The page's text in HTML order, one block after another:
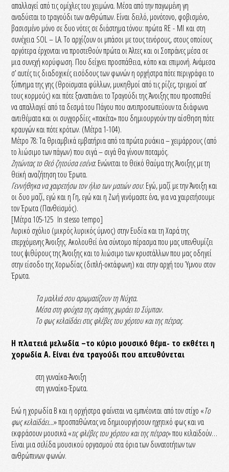
απαλλαγεί από τις ομίχλες του χειμώνα. Μέσα από την παγωμένη γη
αναδύεται το τραγούδι των ανθρώπων. Είναι δειλό, μονότονο, φοβισμένο,
βασισμένο μόνο σε δυο νότες σε διάστημα τόνου: πρώτα RE - MI και στη
συνέχεια SOL – LA. Το αρχίζουν οι μπάσοι με τους τενόρους, στους οποίους
αργότερα έρχονται να προστεθούν πρώτα οι Άλτες και οι Σοπράνες μέσα σε
μια συνεχή κορύφωση. Που δείχνει προσπάθεια, κόπο και επιμονή. Ανάμεσα
σ’ αυτές τις διαδοχικές εισόδους των φωνών η ορχήστρα πότε περιγράφει το
ξύπνημα της γης (θροϊσματα φύλλων, μυκηθμοί από τις ρίζες, τριγμοί απ’
τους κορμούς) και πότε ξαναπιάνει το Τραγούδι της Άνοιξης που προσπαθεί
να απαλλαγεί από τα δεσμά του Πάγου που αντιπροσωπεύουν τα διάφωνα
αντιθέματα και οι συγχορδίες «πακέτα» που δημιουργούν την αίσθηση πότε
κραυγών και πότε κρότων. (Μέτρα 1-104).
Μέτρο 78: Τα θριαμβικά εμβατήρια από τα πρώτα ρυάκια – χειμάρρους (από
το λιώσιμο των πάγων) που σιγά – σιγά θα γίνουν ποταμός.
Ζητώντας το Θεό ζητούσα εσένα: Ενώνεται το θεϊκό θαύμα της Άνοιξης με τη
θεϊκή αναζήτηση του Έρωτα.
Γεννήθηκα να χαιρετήσω τον ήλιο των ματιών σου: Εγώ, μαζί με την Άνοιξη και
οι δυο μαζί, εγώ και η Γη, εγώ και η Ζωή γινόμαστε ένα, για να χαιρετήσουμε
τον Έρωτα (Πανθεϊσμός).
[Μέτρα 105-125 In stesso tempo]
Λυρικό σχόλιο (μικρός λυρικός ύμνος) στην Ευδία και τη Χαρά της
επερχόμενης Άνοιξης. Ακολουθεί ένα σύντομο πέρασμα που μας υπενθυμίζει
τους ψιθύρους της Άνοιξης και το λιώσιμο των κρυστάλλων που μας οδηγεί
στην είσοδο της Χορωδίας (διπλή-οκτάφωνη) και στην αρχή του Ύμνου στον
Έρωτα.
Τα μαλλιά σου αρωματίζουν τη Νύχτα.
Μέσα στη φούχτα της αγάπης χωράει το Σύμπαν.
Το φως κελαϊδάει στις φλέβες του χόρτου και της πέτρας.
Η πλατειά μελωδία –το κύριο μουσικό θέμα- το εκθέτει η
χορωδία Α. Είναι ένα τραγούδι που απευθύνεται
στη γυναίκα-Άνοιξη
στη γυναίκα-Έρωτα.
Ενώ η χορωδία Β και η ορχήστρα φαίνεται να εμπνέονται από τον στίχο «Το
φως κελαϊδάει…» προσπαθώντας να δημιουργήσουν ηχητικό φως και να
εκφράσουν μουσικά «τις φλέβες του χόρτου και της πέτρας» που κελαϊδούν…
Είναι μια σελίδα μουσικού οργασμού στα όρια των δυνατοτήτων των
ανθρώπινων φωνών.